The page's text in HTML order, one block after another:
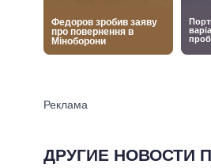
ДРУГИЕ НОВОСТИ